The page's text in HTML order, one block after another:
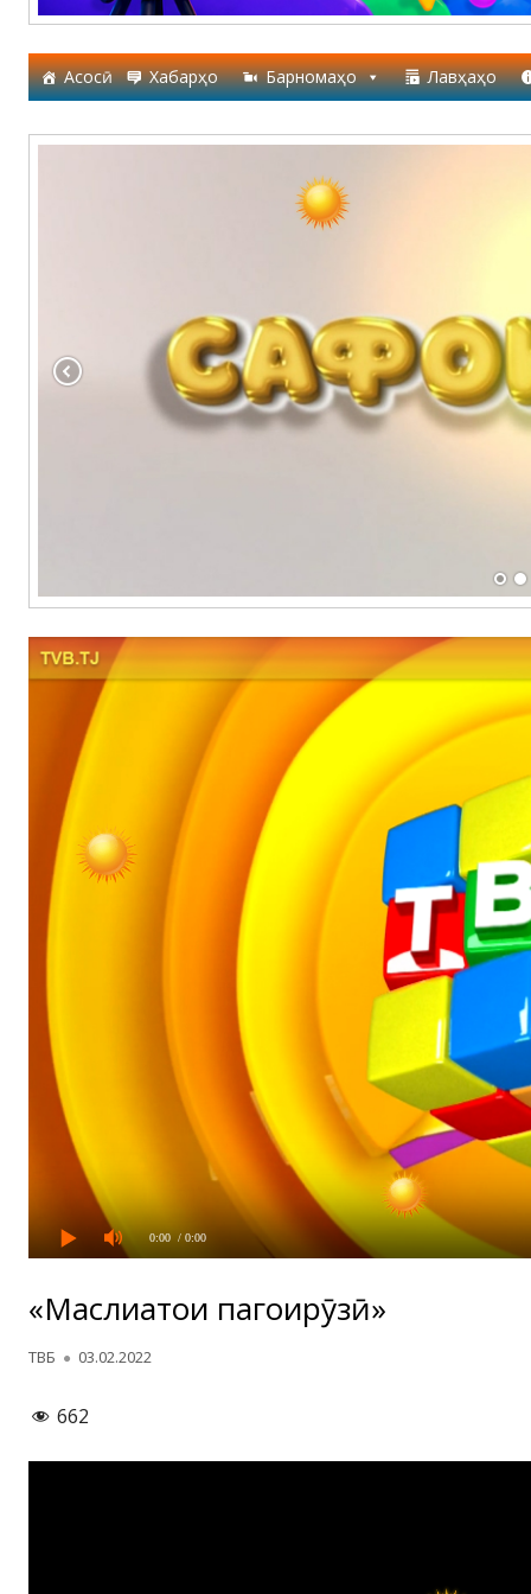
Асосӣ Хабарҳо Барномаҳо Лавҳаҳо
0:00 / 0:00
«Маслиҳатҳои пагоҳирӯзӣ»
Автор
ТВБ Опубликовано
03.02.2022
662